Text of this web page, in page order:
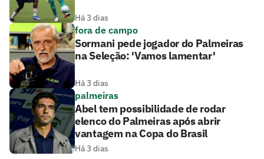
Há 3 dias
fora de campo
Sormani pede jogador do Palmeiras
na Seleção: 'Vamos lamentar'
Há 3 dias
palmeiras
Abel tem possibilidade de rodar
elenco do Palmeiras após abrir
vantagem na Copa do Brasil
Há 3 dias